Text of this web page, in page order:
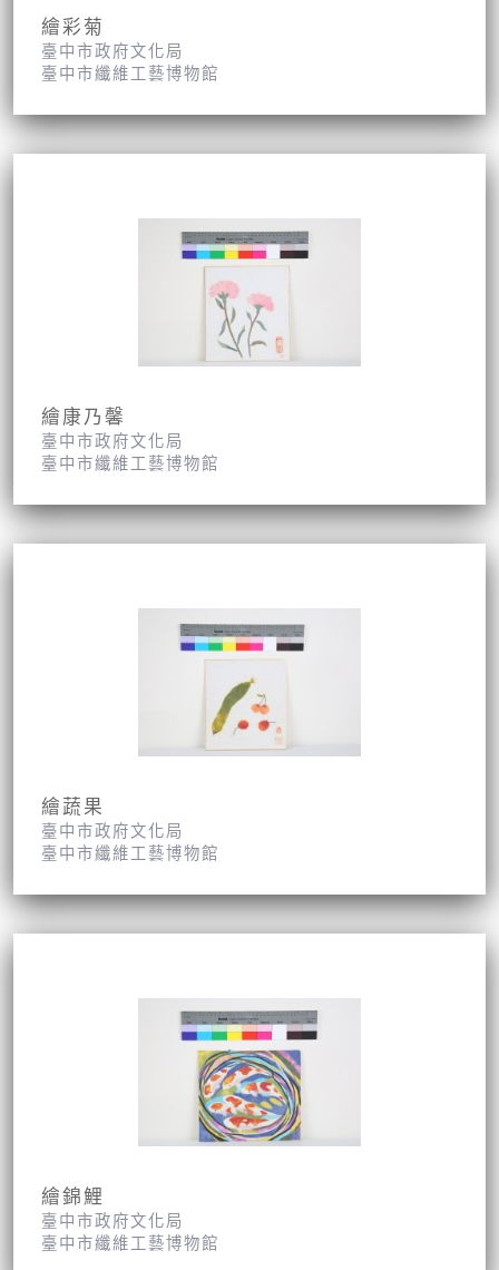
繪彩菊
臺中市政府文化局
臺中市纖維工藝博物館
繪康乃馨
臺中市政府文化局
臺中市纖維工藝博物館
繪蔬果
臺中市政府文化局
臺中市纖維工藝博物館
繪錦鯉
臺中市政府文化局
臺中市纖維工藝博物館